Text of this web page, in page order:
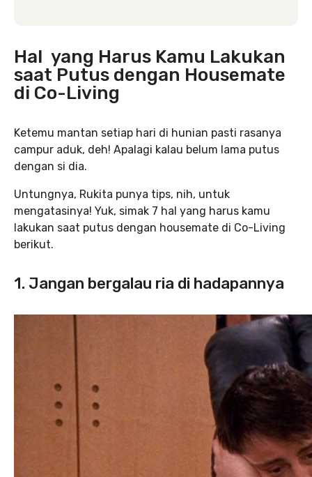
Hal yang Harus Kamu Lakukan
saat Putus dengan Housemate
di Co-Living
Ketemu mantan setiap hari di hunian pasti rasanya
campur aduk, deh! Apalagi kalau belum lama putus
dengan si dia.
Untungnya, Rukita punya tips, nih, untuk
mengatasinya! Yuk, simak 7 hal yang harus kamu
lakukan saat putus dengan housemate di Co-Living
berikut.
1. Jangan bergalau ria di hadapannya